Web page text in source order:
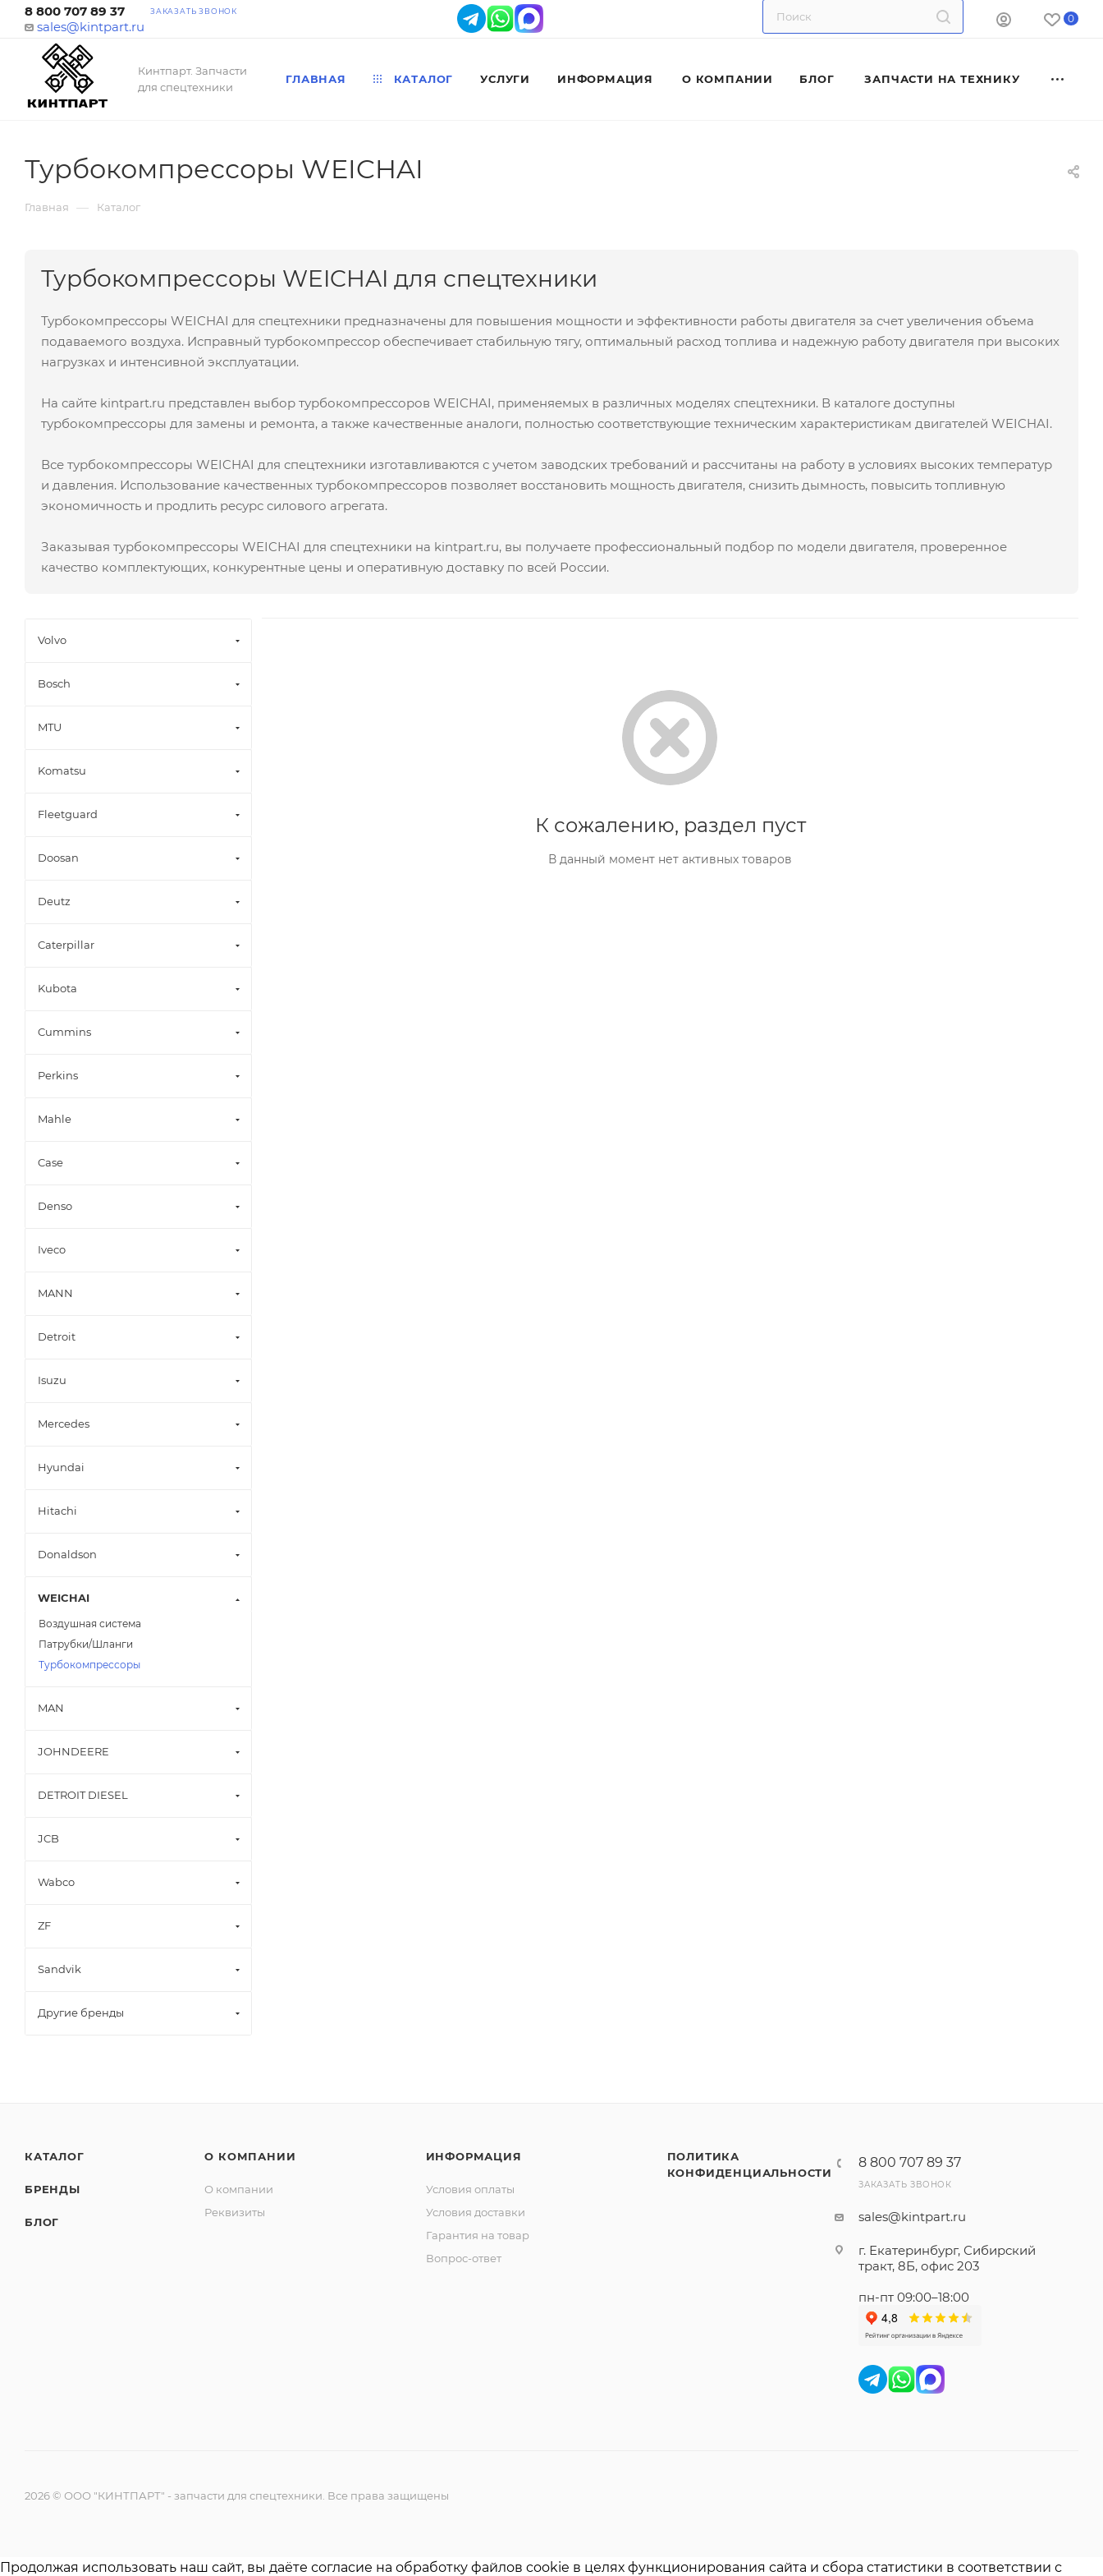
8 800 707 89 37 ЗАКАЗАТЬ ЗВОНОК
sales@kintpart.ru
0
Кинтпарт. Запчасти
для спецтехники
ГЛАВНАЯ КАТАЛОГ УСЛУГИ ИНФОРМАЦИЯ О КОМПАНИИ БЛОГ ЗАПЧАСТИ НА ТЕХНИКУ
Турбокомпрессоры WEICHAI
Главная — Каталог
Турбокомпрессоры WEICHAI для спецтехники
Турбокомпрессоры WEICHAI для спецтехники предназначены для повышения мощности и эффективности работы двигателя за счет увеличения объема
подаваемого воздуха. Исправный турбокомпрессор обеспечивает стабильную тягу, оптимальный расход топлива и надежную работу двигателя при высоких
нагрузках и интенсивной эксплуатации.
На сайте kintpart.ru представлен выбор турбокомпрессоров WEICHAI, применяемых в различных моделях спецтехники. В каталоге доступны
турбокомпрессоры для замены и ремонта, а также качественные аналоги, полностью соответствующие техническим характеристикам двигателей WEICHAI.
Все турбокомпрессоры WEICHAI для спецтехники изготавливаются с учетом заводских требований и рассчитаны на работу в условиях высоких температур
и давления. Использование качественных турбокомпрессоров позволяет восстановить мощность двигателя, снизить дымность, повысить топливную
экономичность и продлить ресурс силового агрегата.
Заказывая турбокомпрессоры WEICHAI для спецтехники на kintpart.ru, вы получаете профессиональный подбор по модели двигателя, проверенное
качество комплектующих, конкурентные цены и оперативную доставку по всей России.
К сожалению, раздел пуст
В данный момент нет активных товаров
Volvo
Bosch
MTU
Komatsu
Fleetguard
Doosan
Deutz
Caterpillar
Kubota
Cummins
Perkins
Mahle
Case
Denso
Iveco
MANN
Detroit
Isuzu
Mercedes
Hyundai
Hitachi
Donaldson
WEICHAI
Воздушная система
Патрубки/Шланги
Турбокомпрессоры
MAN
JOHNDEERE
DETROIT DIESEL
JCB
Wabco
ZF
Sandvik
Другие бренды
КАТАЛОГ
БРЕНДЫ
БЛОГ
О КОМПАНИИ
О компании
Реквизиты
ИНФОРМАЦИЯ
Условия оплаты
Условия доставки
Гарантия на товар
Вопрос-ответ
ПОЛИТИКА
КОНФИДЕНЦИАЛЬНОСТИ
8 800 707 89 37
ЗАКАЗАТЬ ЗВОНОК
sales@kintpart.ru
г. Екатеринбург, Сибирский
тракт, 8Б, офис 203
пн-пт 09:00–18:00
2026 © ООО "КИНТПАРТ" - запчасти для спецтехники. Все права защищены
Продолжая использовать наш сайт, вы даёте согласие на обработку файлов cookie в целях функционирования сайта и сбора статистики в соответствии с